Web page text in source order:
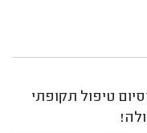
טיפול תקופתי